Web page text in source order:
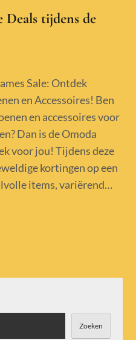
Deals tijdens de
Sale: Ontdek
en Accessoires! Ben
en accessoires voor
Dan is de Omoda
voor jou! Tijdens deze
kortingen op een
items, variërend…
Zoeken